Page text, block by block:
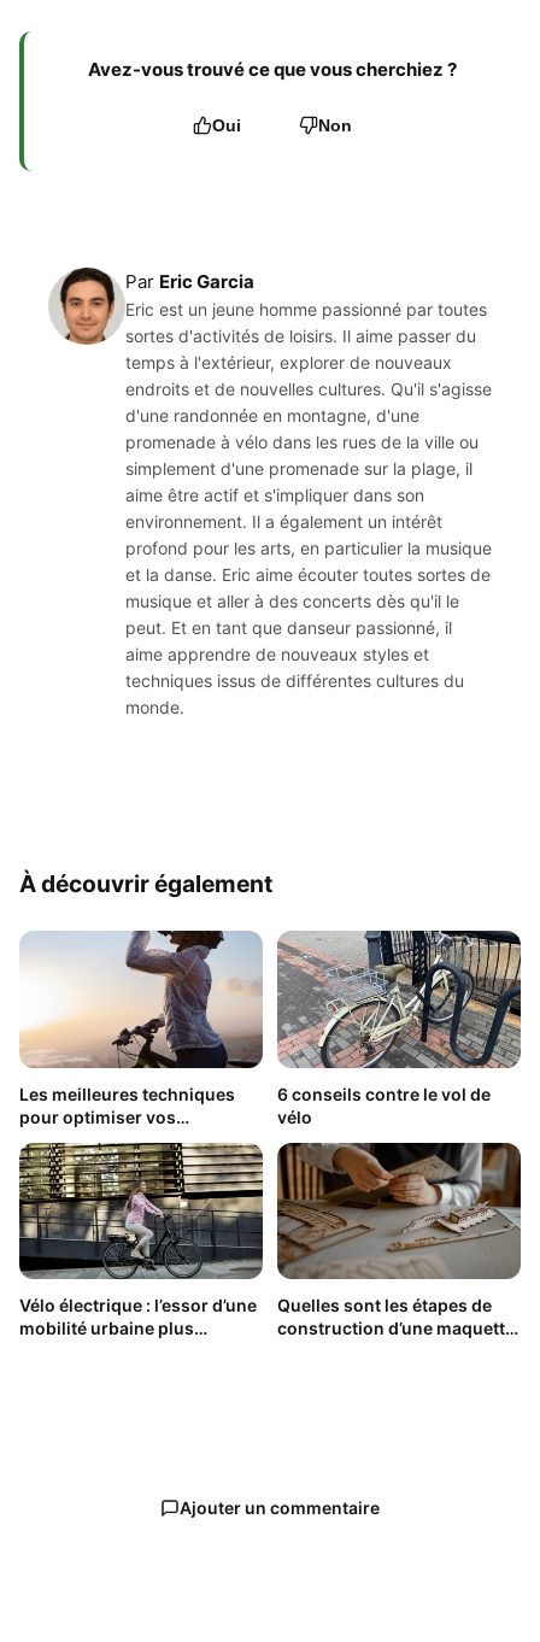
Avez-vous trouvé ce que vous cherchiez ?
Oui Non
Par Eric Garcia
Eric est un jeune homme passionné par toutes
sortes d'activités de loisirs. Il aime passer du
temps à l'extérieur, explorer de nouveaux
endroits et de nouvelles cultures. Qu'il s'agisse
d'une randonnée en montagne, d'une
promenade à vélo dans les rues de la ville ou
simplement d'une promenade sur la plage, il
aime être actif et s'impliquer dans son
environnement. Il a également un intérêt
profond pour les arts, en particulier la musique
et la danse. Eric aime écouter toutes sortes de
musique et aller à des concerts dès qu'il le
peut. Et en tant que danseur passionné, il
aime apprendre de nouveaux styles et
techniques issus de différentes cultures du
monde.
À découvrir également
Les meilleures techniques
pour optimiser vos
performances sur vélo
6 conseils contre le vol de
vélo
Vélo électrique : l’essor d’une
mobilité urbaine plus
Quelles sont les étapes de
construction d’une maquette
Ajouter un commentaire